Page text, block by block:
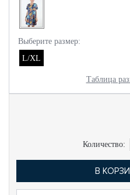
Выберите размер:
L/XL
Таблица
Количество:
В